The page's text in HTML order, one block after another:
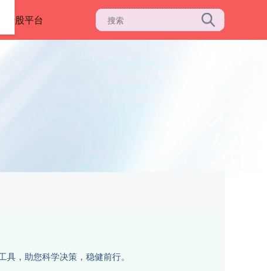
炒股平台
，助您科学决策，稳健前行。